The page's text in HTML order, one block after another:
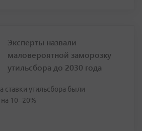
Эксперты назвали
маловероятной заморозку
утильсбора до 2030 года
ставки утильсбора были
10–20%